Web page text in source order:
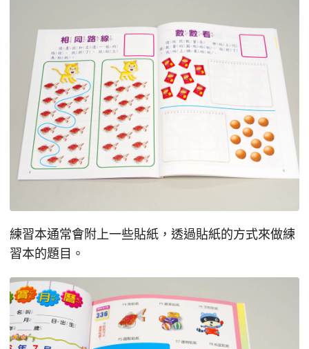
練習本通常會附上一些貼紙，透過貼紙的方式來做練
習本的題目。